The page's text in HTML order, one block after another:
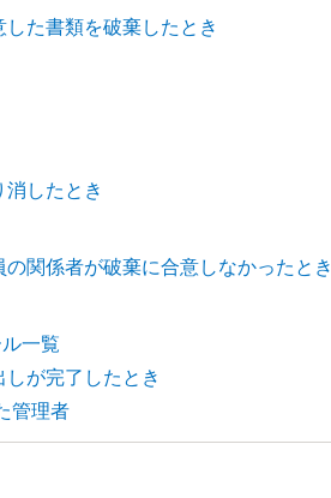
た書類を破棄したとき
したとき
関係者が破棄に合意しなかったとき
一覧
が完了したとき
管理者